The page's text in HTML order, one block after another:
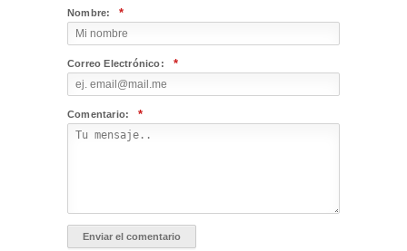
Nombre: *
Correo Electrónico: *
Comentario: *